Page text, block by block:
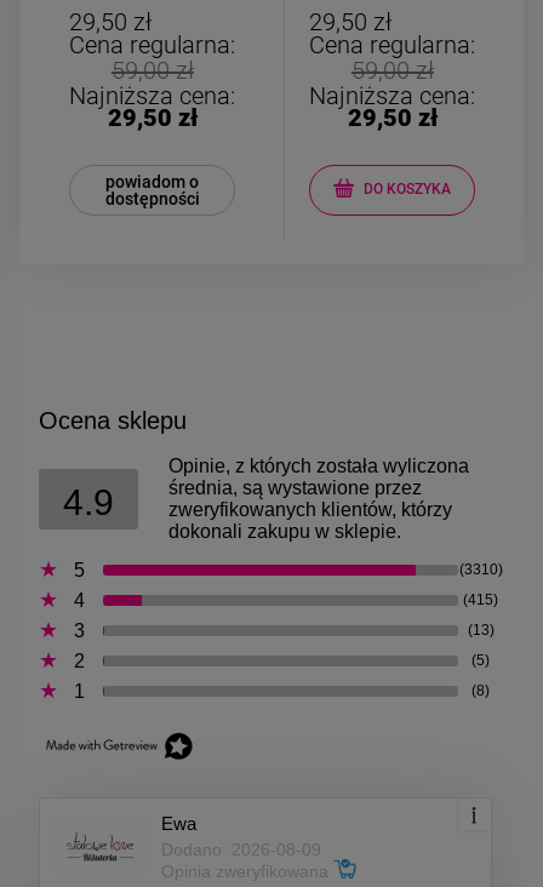
perełki
29,50 zł
Cena regularna:
59,00 zł
Najniższa cena:
29,50 zł
powiadom o
dostępności
gumkowa białą
czarna
29,50 zł
Cena regularna:
59,00 zł
Najniższa cena:
29,50 zł
DO KOSZYKA
Ocena sklepu
4.9
Opinie, z których została wyliczona
średnia, są wystawione przez
zweryfikowanych klientów, którzy
dokonali zakupu w sklepie.
5
(3310)
4 (415)
3 (13)
2 (5)
1 (8)
Ewa
Dodano: 2026-08-09
Opinia zweryfikowana